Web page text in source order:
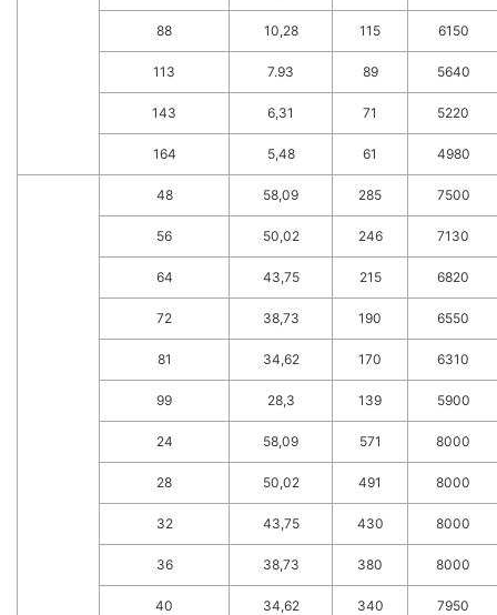
88 10,28 115 6150
113 7.93 89 5640
143 6,31 71 5220
164 5,48 61 4980
48 58,09 285 7500
56 50,02 246 7130
64 43,75 215 6820
72 38,73 190 6550
81 34,62 170 6310
99 28,3 139 5900
24 58,09 571 8000
28 50,02 491 8000
32 43,75 430 8000
36 38,73 380 8000
40 34,62 340 7950